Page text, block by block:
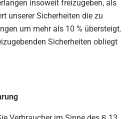
insoweit freizugeben, als
unserer Sicherheiten die zu
um mehr als 10 % übersteigt.
Sicherheiten obliegt